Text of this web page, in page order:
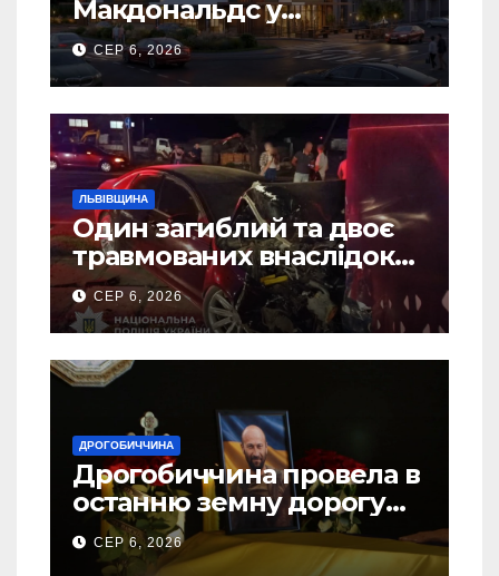
Макдональдс у
Дрогобичі? (Фото)
СЕР 6, 2026
ЛЬВІВЩИНА
Один загиблий та двоє
травмованих внаслідок
ДТП на Самбірщині
СЕР 6, 2026
ДРОГОБИЧЧИНА
Дрогобиччина провела в
останню земну дорогу
свого Захисника – Олега
Торського
СЕР 6, 2026